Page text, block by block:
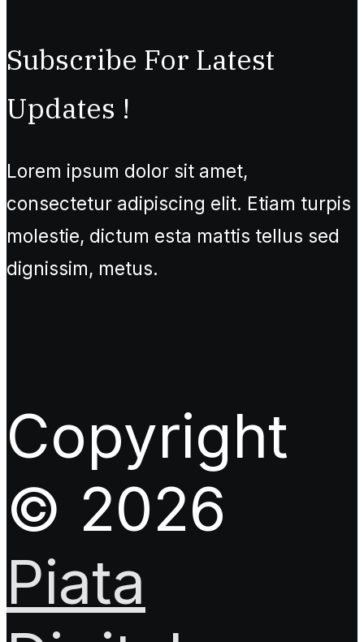
Subscribe For Latest
Updates !
Lorem ipsum dolor sit amet,
consectetur adipiscing elit. Etiam turpis
molestie, dictum esta mattis tellus sed
dignissim, metus.
Copyright
© 2026
Piata